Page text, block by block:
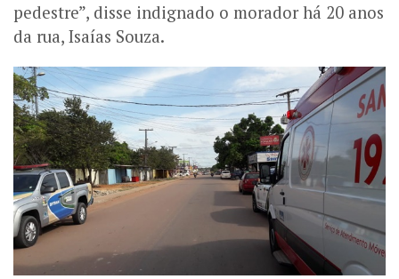
pedestre”, disse indignado o morador há 20 anos
da rua, Isaías Souza.